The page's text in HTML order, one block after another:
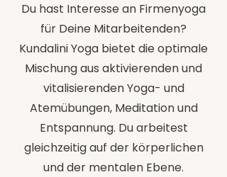
Du hast Interesse an Firmenyoga
für Deine Mitarbeitenden?
Kundalini Yoga bietet die optimale
Mischung aus aktivierenden und
vitalisierenden Yoga- und
Atemübungen, Meditation und
Entspannung. Du arbeitest
gleichzeitig auf der körperlichen
und der mentalen Ebene.